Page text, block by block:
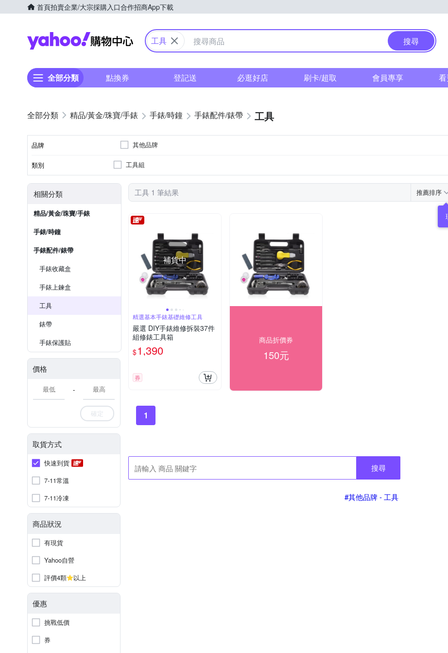
首頁拍賣企業/大宗採購入口合作招商App下載
Yahoo購物中心
工具 搜尋
全部分類 點換券 登記送 必逛好店 刷卡/超取 會員專享
精品/黃金/珠寶/手錶 手錶/時鐘 手錶配件/錶帶 工具
品牌 其他品牌
類別 工具組
相關分類
精品/黃金/珠寶/手錶
手錶/時鐘
手錶配件/錶帶
手錶收藏盒
手錶上鍊盒
工具
錶帶
手錶保護貼
價格
-
確定
取貨方式
快速到貨
7-11常溫
7-11冷凍
商品狀況
有現貨
Yahoo自營
評價4顆
以上
優惠
挑戰低價
券
工具 1 筆結果 推薦排序
補貨中
精選基本手錶基礎維修工具
嚴選 DIY手錶維修拆裝37件
組修錶工具箱
$1,390
券
商品折價券
150元
1
搜尋
#其他品牌 - 工具